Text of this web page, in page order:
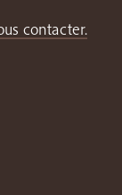
contacter.